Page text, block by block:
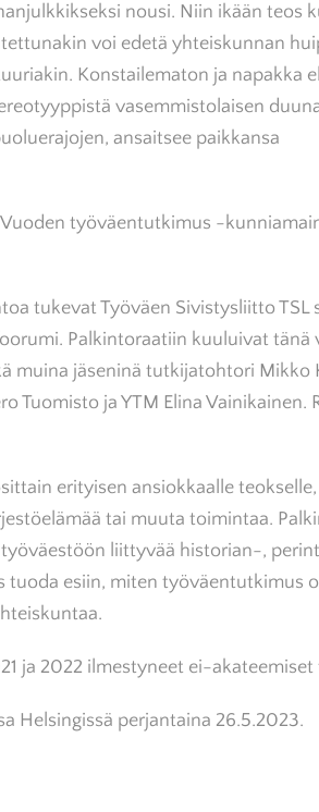
nousi. Niin ikään teos
voi edetä yhteiskunnan
Konstailematon ja napakka
vasemmistolaisen
ansaitsee paikkansa
työväentutkimus -
tukevat Työväen Sivistysliitto TSL
Palkintoraatiin kuuluivat tänä
muina jäseninä tutkijatohtori Mikko
Tuomisto ja YTM Elina Vainikainen.
erityisen ansiokkaalle
tai muuta toimintaa.
liittyvää historian-,
esiin, miten työväentutkimus
ja 2022 ilmestyneet ei-
Helsingissä perjantaina 26.5.2023.